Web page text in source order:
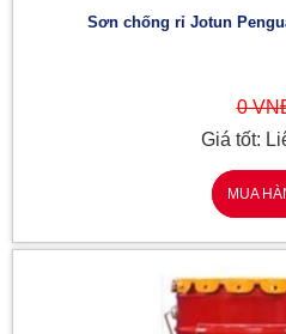
Sơn chống rỉ Jotun
0
Giá tốt:
MUA